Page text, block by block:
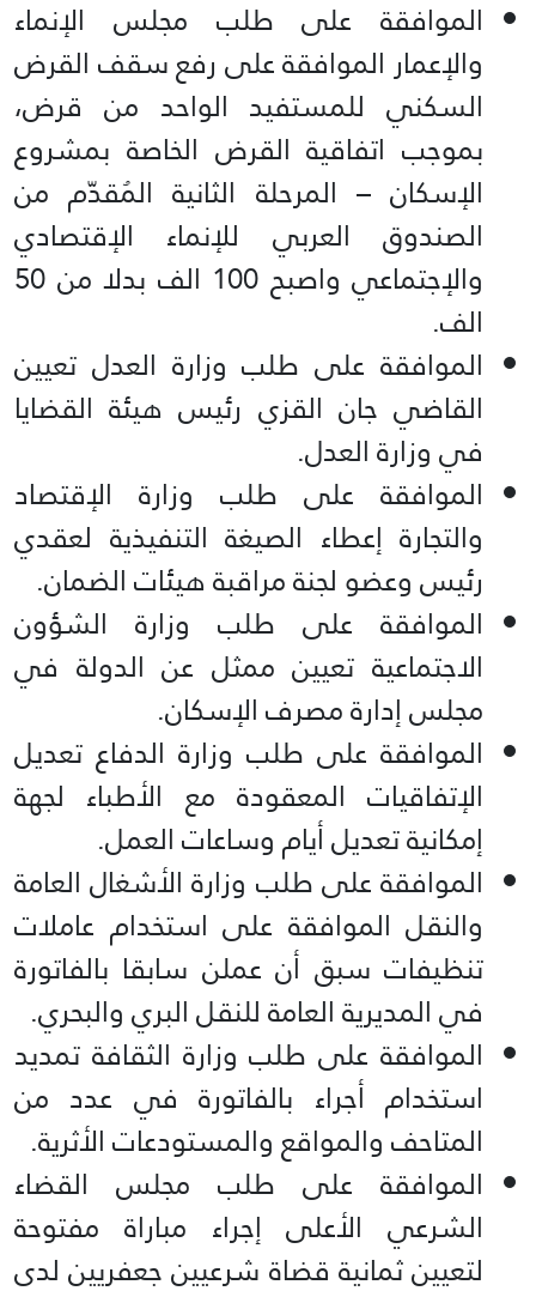
الموافقة على طلب مجلس الإنماء
والإعمار الموافقة على رفع سقف القرض
السكني للمستفيد الواحد من قرض،
بموجب اتفاقية القرض الخاصة بمشروع
الإسكان – المرحلة الثانية المُقدّم من
الصندوق العربي للإنماء الإقتصادي
والإجتماعي واصبح 100 الف بدلا من 50
الف.
الموافقة على طلب وزارة العدل تعيين
القاضي جان القزي رئيس هيئة القضايا
في وزارة العدل.
الموافقة على طلب وزارة الإقتصاد
والتجارة إعطاء الصيغة التنفيذية لعقدي
رئيس وعضو لجنة مراقبة هيئات الضمان.
الموافقة على طلب وزارة الشؤون
الاجتماعية تعيين ممثل عن الدولة في
مجلس إدارة مصرف الإسكان.
الموافقة على طلب وزارة الدفاع تعديل
الإتفاقيات المعقودة مع الأطباء لجهة
إمكانية تعديل أيام وساعات العمل.
الموافقة على طلب وزارة الأشغال العامة
والنقل الموافقة على استخدام عاملات
تنظيفات سبق أن عملن سابقا بالفاتورة
في المديرية العامة للنقل البري والبحري.
الموافقة على طلب وزارة الثقافة تمديد
استخدام أجراء بالفاتورة في عدد من
المتاحف والمواقع والمستودعات الأثرية.
الموافقة على طلب مجلس القضاء
الشرعي الأعلى إجراء مباراة مفتوحة
لتعيين ثمانية قضاة شرعيين جعفريين لدى